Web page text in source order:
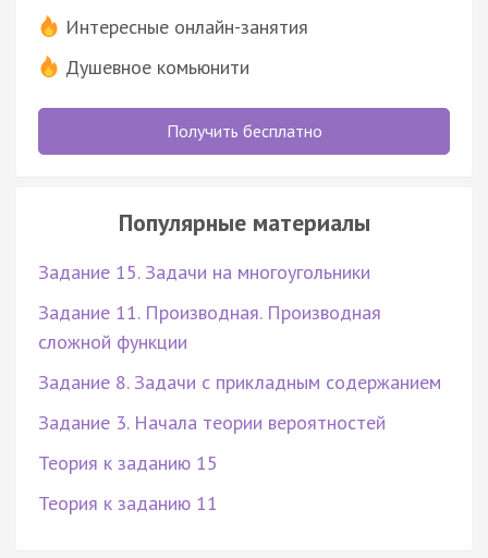
Интересные онлайн-занятия
Душевное комьюнити
Получить бесплатно
Популярные материалы
Задание 15. Задачи на многоугольники
Задание 11. Производная. Производная
сложной функции
Задание 8. Задачи с прикладным содержанием
Задание 3. Начала теории вероятностей
Теория к заданию 15
Теория к заданию 11